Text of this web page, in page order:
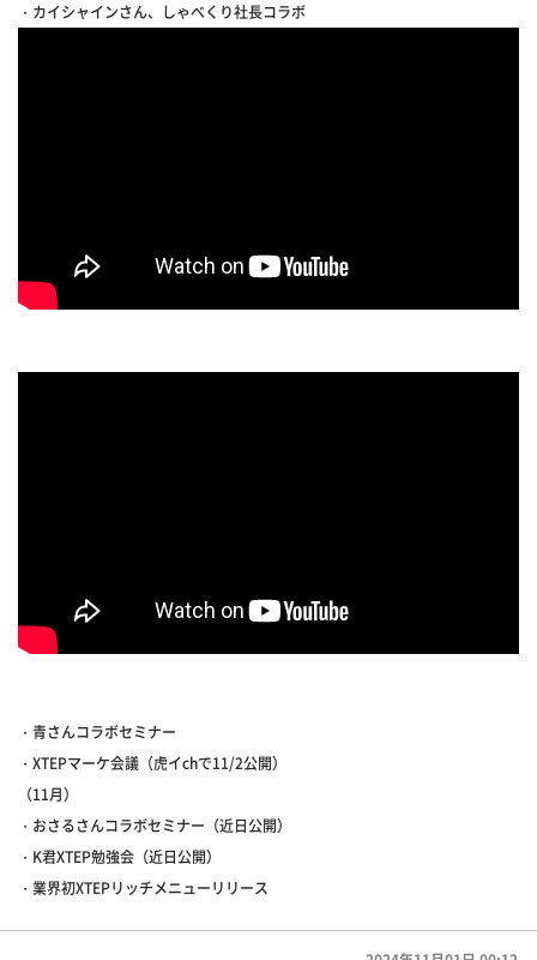
・カイシャインさん、しゃべくり社長コラボ
・青さんコラボセミナー
・XTEPマーケ会議（虎イchで11/2公開）
（11月）
・おさるさんコラボセミナー（近日公開）
・K君XTEP勉強会（近日公開）
・業界初XTEPリッチメニューリリース